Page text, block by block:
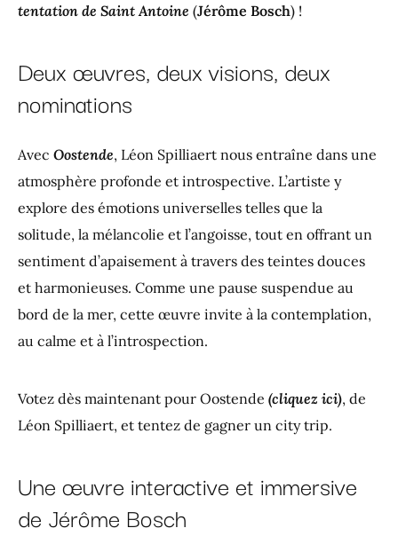
tentation de Saint Antoine (Jérôme Bosch) !
Deux œuvres, deux visions, deux
nominations
Avec Oostende, Léon Spilliaert nous entraîne dans une
atmosphère profonde et introspective. L’artiste y
explore des émotions universelles telles que la
solitude, la mélancolie et l’angoisse, tout en offrant un
sentiment d’apaisement à travers des teintes douces
et harmonieuses. Comme une pause suspendue au
bord de la mer, cette œuvre invite à la contemplation,
au calme et à l’introspection.
Votez dès maintenant pour Oostende (cliquez ici), de
Léon Spilliaert, et tentez de gagner un city trip.
Une œuvre interactive et immersive
de Jérôme Bosch